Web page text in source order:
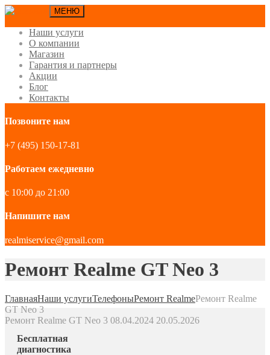
МЕНЮ
Наши услуги
О компании
Магазин
Гарантия и партнеры
Акции
Блог
Контакты
Позвоните нам
+7 (495) 150-17-81
Работаем ежедневно
с 10:00 до 21:00
Напишите нам
realmiservice@gmail.com
Ремонт Realme GT Neo 3
ГлавнаяНаши услугиТелефоныРемонт RealmeРемонт Realme
GT Neo 3
Ремонт Realme GT Neo 3 08.04.2024 20.05.2026
Бесплатная
диагностика